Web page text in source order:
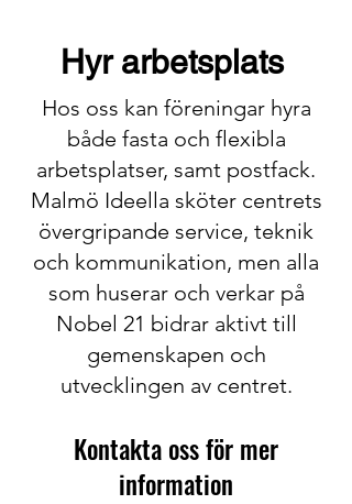
För exempelvis workshops och mindre
träffar i öppen miljö.
Hyr arbetsplats
Hos oss kan föreningar hyra
både fasta och flexibla
arbetsplatser, samt postfack.
Malmö Ideella sköter centrets
övergripande service, teknik
och kommunikation, men alla
som huserar och verkar på
Nobel 21 bidrar aktivt till
gemenskapen och
utvecklingen av centret.
Kontakta oss för mer
information